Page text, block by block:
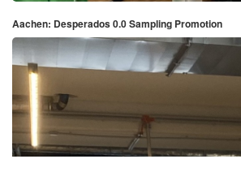
Aachen: Desperados 0.0 Sampling Promotion